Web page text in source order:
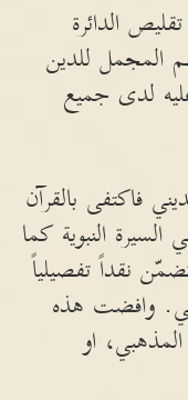
الدائرة
المجمل للدين
لدى جميع
فاكتفى بالقرآن
النبوية كما
نقداً تفصيلياً
وافضت هذه
او